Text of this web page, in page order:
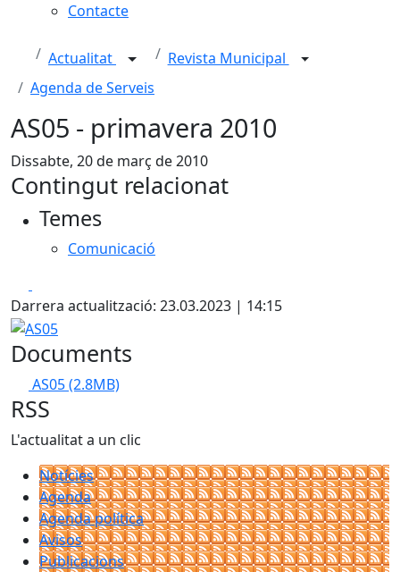
Contacte
Actualitat
Revista Municipal
Agenda de Serveis
AS05 - primavera 2010
Dissabte, 20 de març de 2010
Contingut relacionat
Temes
Comunicació
Darrera actualització: 23.03.2023 | 14:15
AS05
Documents
AS05(2.8MB)
RSS
L'actualitat a un clic
Notícies
Agenda
Agenda política
Avisos
Publicacions